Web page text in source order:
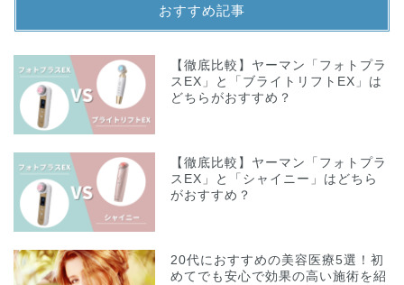
おすすめ記事
【徹底比較】ヤーマン「フォトプラ
スEX」と「ブライトリフトEX」は
どちらがおすすめ？
【徹底比較】ヤーマン「フォトプラ
スEX」と「シャイニー」はどちら
がおすすめ？
20代におすすめの美容医療5選！初
めてでも安心で効果の高い施術を紹